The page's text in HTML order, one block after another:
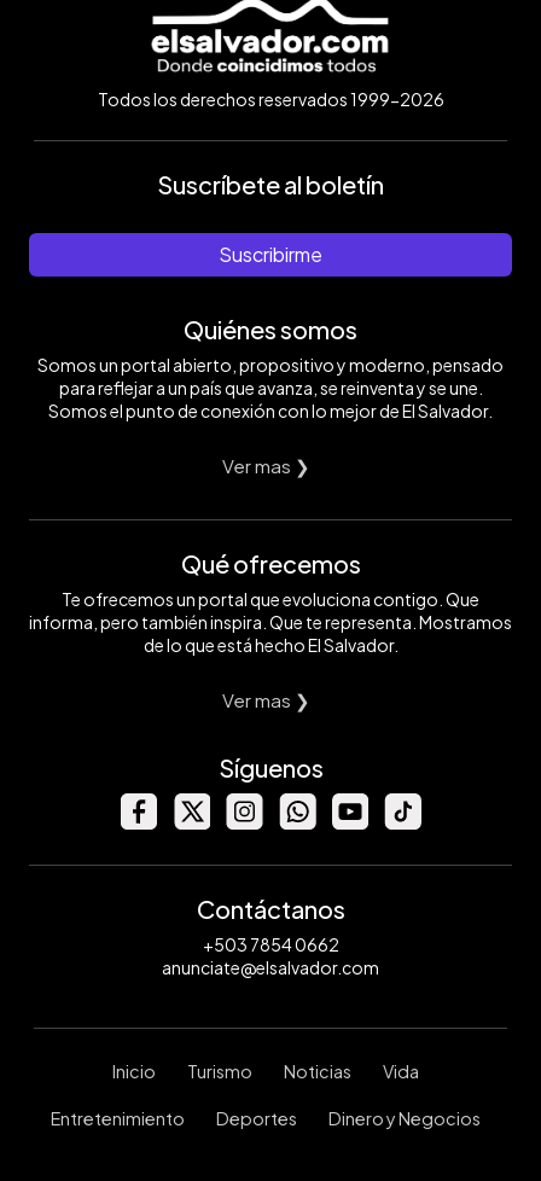
Todos los derechos reservados 1999-2026
Suscríbete al boletín
Suscribirme
Quiénes somos
Somos un portal abierto, propositivo y moderno, pensado
para reflejar a un país que avanza, se reinventa y se une.
Somos el punto de conexión con lo mejor de El Salvador.
Ver mas ❯
Qué ofrecemos
Te ofrecemos un portal que evoluciona contigo. Que
informa, pero también inspira. Que te representa. Mostramos
de lo que está hecho El Salvador.
Ver mas ❯
Síguenos
Contáctanos
+503 7854 0662
anunciate@elsalvador.com
Inicio Turismo Noticias Vida
Entretenimiento Deportes Dinero y Negocios